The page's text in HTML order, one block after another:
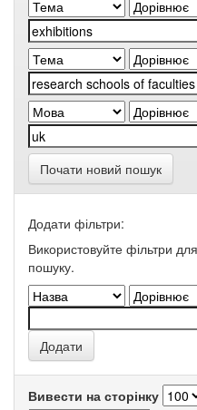
Почати новий пошук
Додати фільтри:
Використовуйте фільтри
пошуку.
Вивести на сторінку